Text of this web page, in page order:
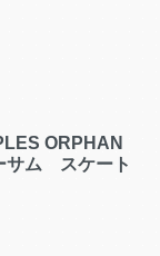
ORPHAN
サム スケート